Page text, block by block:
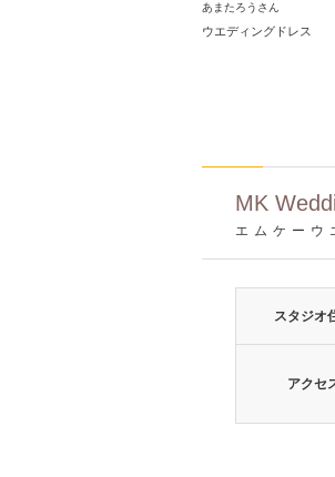
あまたろうさん
ウエディングドレス
MK
エムケーウ
スタジオ
アクセ